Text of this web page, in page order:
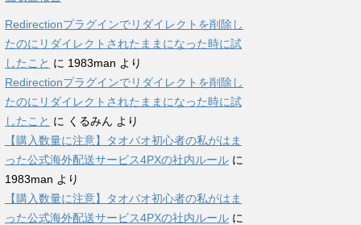
Redirectionプラグインでリダイレクトを削除し
たのにリダイレクトされたままになった時に試
したこと に 1983man より
Redirectionプラグインでリダイレクトを削除し
たのにリダイレクトされたままになった時に試
したこと に くるみん より
【購入数量に注意】タオバオ初心者の私がはま
った公式海外配送サービス4PXの社内ルール に
1983man より
【購入数量に注意】タオバオ初心者の私がはま
った公式海外配送サービス4PXの社内ルール に